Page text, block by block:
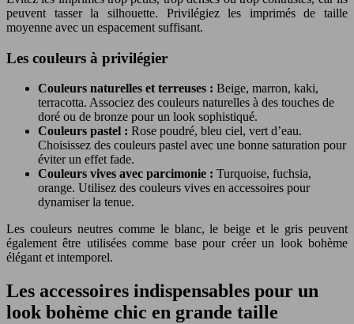
peuvent tasser la silhouette. Privilégiez les imprimés de taille
moyenne avec un espacement suffisant.
Les couleurs à privilégier
Couleurs naturelles et terreuses : Beige, marron, kaki,
terracotta. Associez des couleurs naturelles à des touches de
doré ou de bronze pour un look sophistiqué.
Couleurs pastel : Rose poudré, bleu ciel, vert d’eau.
Choisissez des couleurs pastel avec une bonne saturation pour
éviter un effet fade.
Couleurs vives avec parcimonie : Turquoise, fuchsia,
orange. Utilisez des couleurs vives en accessoires pour
dynamiser la tenue.
Les couleurs neutres comme le blanc, le beige et le gris peuvent
également être utilisées comme base pour créer un look bohème
élégant et intemporel.
Les accessoires indispensables pour un
look bohème chic en grande taille